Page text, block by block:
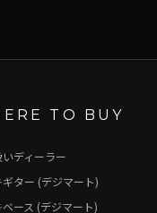
TO BUY
ディーラー
ター (デジマート)
ース (デジマート)